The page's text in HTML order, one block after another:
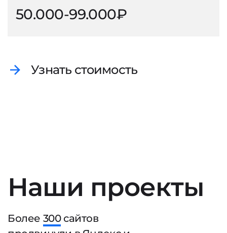
50.000-99.000₽
Узнать стоимость
Наши проекты
Более 300сайтов